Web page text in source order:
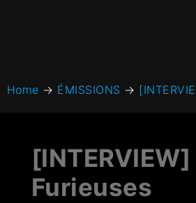
Home → ÉMISSIONS →
Furieuses